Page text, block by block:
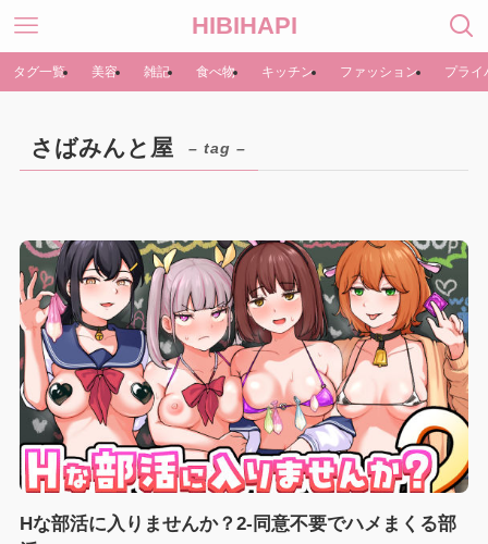
HIBIHAPI
タグ一覧 美容 雑記 食べ物 キッチン ファッション プライ
さばみんと屋 – tag –
Hな部活に入りませんか？2-同意不要でハメまくる部